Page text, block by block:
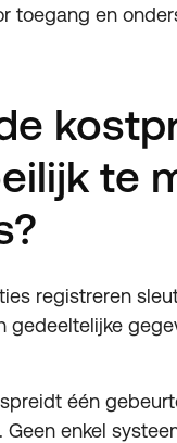
toegang en
te
registreren
gedeeltelijke
één
Geen enkel